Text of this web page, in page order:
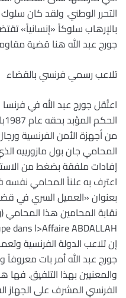
التحرر الوطني. ولقد كان
بالإرهاب سلوكاً «إنسانياً»
جورج عبد الله هنا قضية
تلاعب رسمي فرنسي بالقضاء
من أجهزة الأمن الفرنسية
المحامي جان بول مازورييه
إفادات ملفقة بضغط من
اعترف به علناً المحامي
بعنوان «العميل السري في
dans l>Affaire ABDALLAH).
إن تلاعب الدولة الفرنسية
جورج عبد الله أمر بات معروفاً
والمعنيين بهذا التلفيق. فها
الفرنسي المشرف على